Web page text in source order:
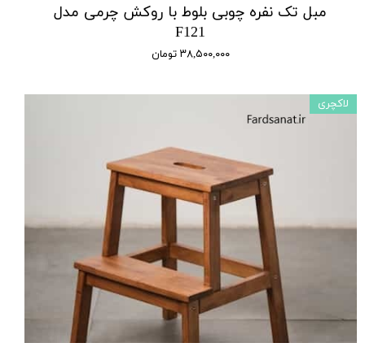
مبل تک نفره چوبی بلوط با روکش چرمی مدل
F121
۳۸,۵۰۰,۰۰۰ تومان
لاکچری